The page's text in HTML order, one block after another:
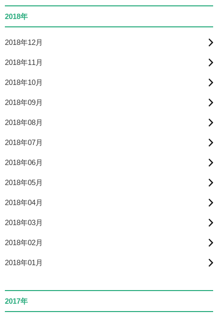
2018年
2018年12月
2018年11月
2018年10月
2018年09月
2018年08月
2018年07月
2018年06月
2018年05月
2018年04月
2018年03月
2018年02月
2018年01月
2017年